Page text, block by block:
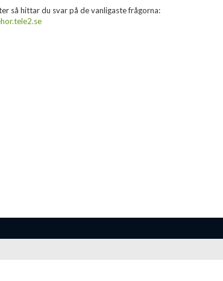
så hittar du svar på de vanligaste frågorna: